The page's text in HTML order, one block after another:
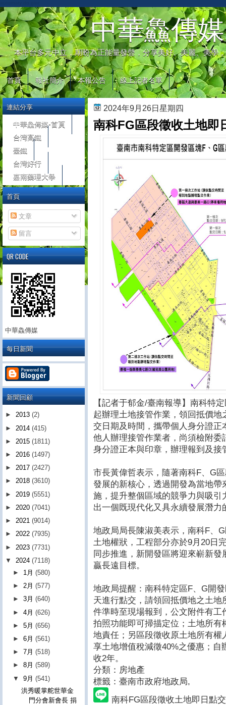
中華鱻傳媒
本平台多元中立，期盼為正能量發聲，分享美好、美麗、美學
首頁 報社簡介 本報公告 線上記者名單
2024年9月26日星期四
南科FG區段徵收土地即
【記者于郁金/臺南報導】南科特
起辦理土地接管作業，領回抵價
交日期及時間，攜帶個人身分證
他人辦理接管作業者，尚須檢附
身分證正本與印章，辦理報到及接
市長黃偉哲表示，隨著南科F、G
發展的新核心，透過開發為當地
施，提升整個區域的競爭力與吸
出一個既現代化又具永續發展潛力
地政局局長陳淑美表示，南科F、
土地權狀，工程部分亦於9月20日
同步推進，新開發區將迎來嶄新
贏長遠目標。
地政局提醒：南科特定區F、G開
天進行點交，請領回抵價地之土
件準時至現場報到，公文附件有
拍照功能即可掃描定位；土地所
地責任；另區段徵收原土地所有
享土地增值稅減徵40%之優惠；
收2年。
分類：房地產
標籤：臺南市政府地政局,
南科FG區段徵收土地即日點交
連結分享
中華鱻傳媒-首頁
台灣高鐵
臺鐵
台灣好行
嘉南藥理大學
首頁
文章
留言
QR CODE
中華鱻傳媒
每日新聞
新聞回顧
► 2013 (2)
► 2014 (415)
► 2015 (1811)
► 2016 (1497)
► 2017 (2427)
► 2018 (3610)
► 2019 (5551)
► 2020 (7041)
► 2021 (9014)
► 2022 (7935)
► 2023 (7731)
▼ 2024 (7118)
► 1月(580)
►2月(577)
►3月(640)
►4月(626)
►5月(656)
►6月(561)
►7月(518)
►8月(589)
▼9月(541)
洪秀暖掌舵世華金
門分會新會長 捐